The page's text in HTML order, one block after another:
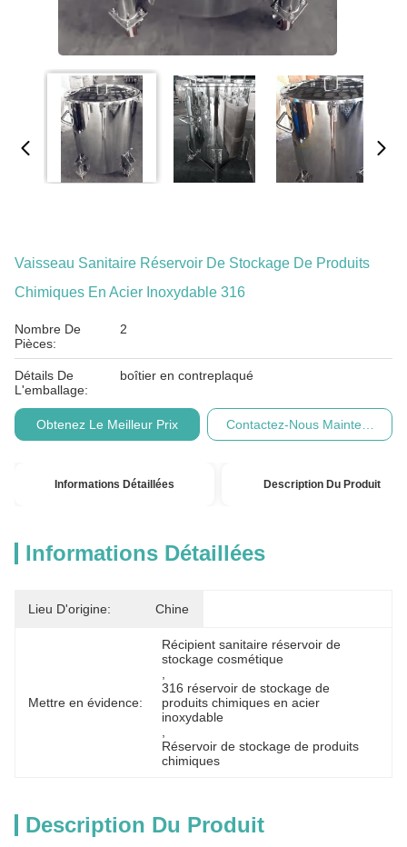
Vaisseau Sanitaire Réservoir De Stockage De Produits
Chimiques En Acier Inoxydable 316
Nombre De
Pièces:
2
Détails De
L'emballage:
boîtier en contreplaqué
Obtenez Le Meilleur Prix Contactez-Nous Maintenant
Informations Détaillées Description Du Produit
Informations Détaillées
Lieu D'origine: Chine
Mettre en évidence:
Récipient sanitaire réservoir de
stockage cosmétique
316 réservoir de stockage de
produits chimiques en acier
inoxydable
Réservoir de stockage de produits
chimiques
Description Du Produit